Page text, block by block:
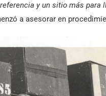
y un sitio más para
a asesorar en